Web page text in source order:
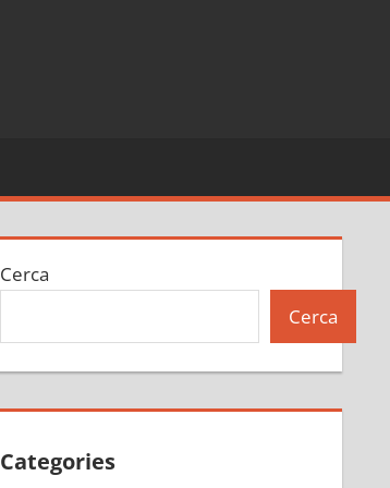
Cerca
Cerca
Categories